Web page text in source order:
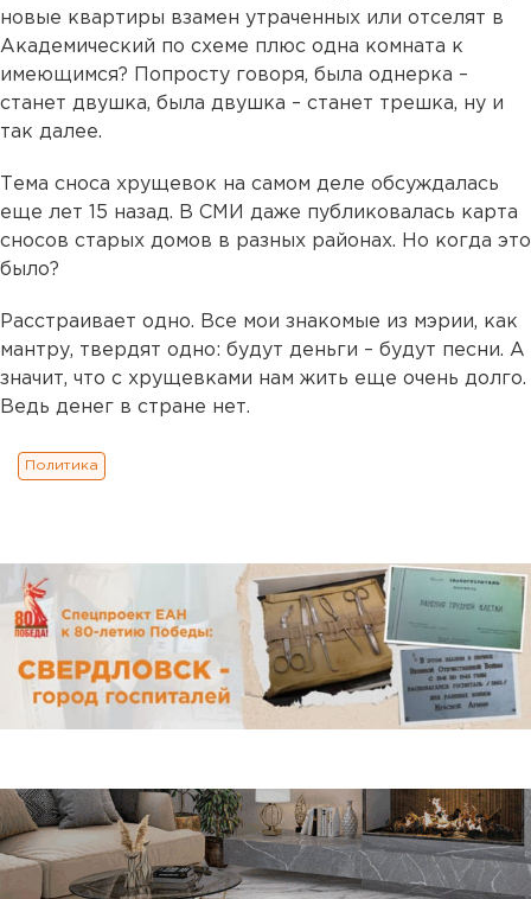
новые квартиры взамен утраченных или отселят в
Академический по схеме плюс одна комната к
имеющимся? Попросту говоря, была однерка –
станет двушка, была двушка – станет трешка, ну и
так далее.
Тема сноса хрущевок на самом деле обсуждалась
еще лет 15 назад. В СМИ даже публиковалась карта
сносов старых домов в разных районах. Но когда это
было?
Расстраивает одно. Все мои знакомые из мэрии, как
мантру, твердят одно: будут деньги – будут песни. А
значит, что с хрущевками нам жить еще очень долго.
Ведь денег в стране нет.
Политика